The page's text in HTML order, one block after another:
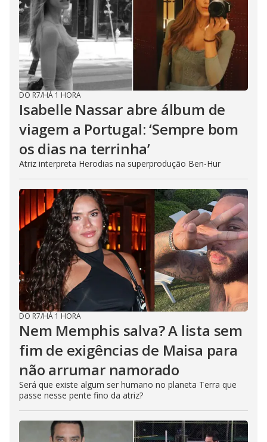
DO R7/HÁ 1 HORA
Isabelle Nassar abre álbum de
viagem a Portugal: ‘Sempre bom
os dias na terrinha’
Atriz interpreta Herodias na superprodução Ben-Hur
DO R7/HÁ 1 HORA
Nem Memphis salva? A lista sem
fim de exigências de Maisa para
não arrumar namorado
Será que existe algum ser humano no planeta Terra que
passe nesse pente fino da atriz?